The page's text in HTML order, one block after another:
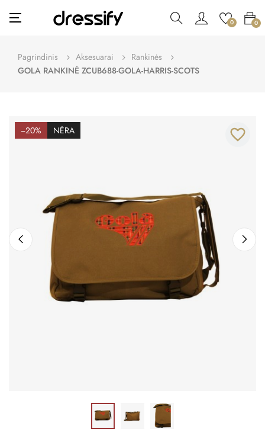
Toggle
navigation
☰ 0 0
Pagrindinis Aksesuarai
Rankinės
GOLA RANKINĖ ZCUB688-GOLA-HARRIS-SCOTS
−20% NĖRA favorite_border